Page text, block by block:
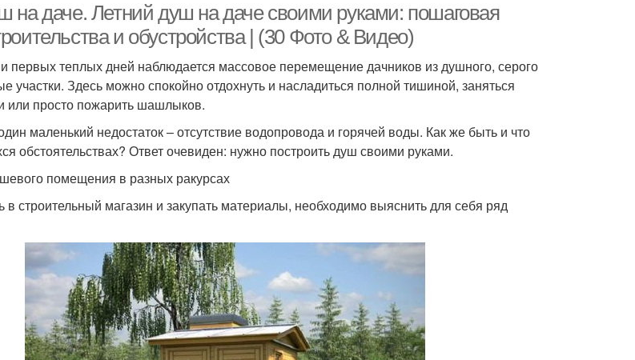
на даче. Летний душ на даче своими руками: пошаговая
и обустройства | (30 Фото & Видео)
первых теплых дней наблюдается массовое перемещение дачников из душного, серого
участки. Здесь можно спокойно отдохнуть и насладиться полной тишиной, заняться
просто пожарить шашлыков.
маленький недостаток – отсутствие водопровода и горячей воды. Как же быть и что
обстоятельствах? Ответ очевиден: нужно построить душ своими руками.
помещения в разных ракурсах
в строительный магазин и закупать материалы, необходимо выяснить для себя ряд